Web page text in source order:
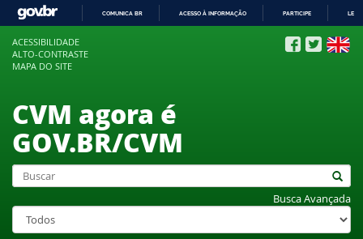
COMUNICA BR ACESSO À INFORMAÇÃO PARTICIPE
ACESSIBILIDADE
ALTO-CONTRASTE
MAPA DO SITE
CVM agora é
GOV.BR/CVM
Busca Avançada